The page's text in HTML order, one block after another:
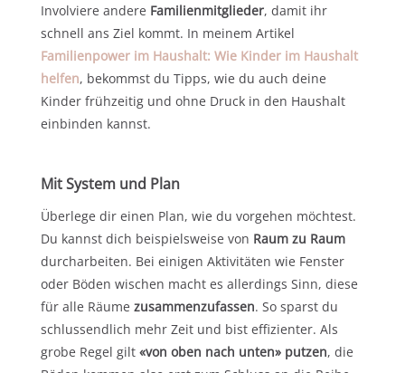
Involviere andere Familienmitglieder, damit ihr
schnell ans Ziel kommt. In meinem Artikel
Familienpower im Haushalt: Wie Kinder im Haushalt
helfen, bekommst du Tipps, wie du auch deine
Kinder frühzeitig und ohne Druck in den Haushalt
einbinden kannst.
Mit System und Plan
Überlege dir einen Plan, wie du vorgehen möchtest.
Du kannst dich beispielsweise von Raum zu Raum
durcharbeiten. Bei einigen Aktivitäten wie Fenster
oder Böden wischen macht es allerdings Sinn, diese
für alle Räume zusammenzufassen. So sparst du
schlussendlich mehr Zeit und bist effizienter. Als
grobe Regel gilt «von oben nach unten» putzen, die